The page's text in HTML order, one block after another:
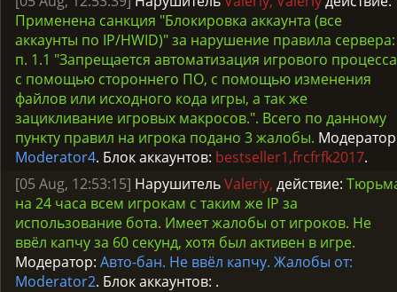
Применена санкция "Блокировка аккаунта (все
аккаунты по IP/HWID)" за нарушение правила сервера:
п. 1.1 "Запрещается автоматизация игрового процесса
с помощью стороннего ПО, с помощью изменения
файлов или исходного кода игры, а так же
зацикливание игровых макросов.". Всего по данному
пункту правил на игрока подано 3 жалобы.
Moderator4. Блок аккаунтов: bestseller1,frcfrfk2017.
[05 Aug, 12:53:15] НарушительValeriy, действие:
на 24 часа всем игрокам с таким же IP за
использование бота. Имеет жалобы от игроков. Не
ввёл капчу за 60 секунд, хотя был активен в игре.
Модератор: Авто-бан. Не ввёл капчу. Жалобы от:
Moderator2. Блок аккаунтов: .